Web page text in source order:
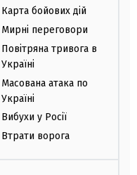
Карта бойових дій
Мирні переговори
Повітряна тривога в
Україні
Масована атака по
Україні
Вибухи у Росії
Втрати ворога